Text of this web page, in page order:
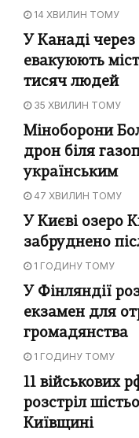
14 ХВИЛИН ТОМУ
У Канаді
евакуюють
тисяч людей
35 ХВИЛИН ТОМУ
Міноборони
дрон біля
українським
47 ХВИЛИН ТОМУ
У Києві озеро
забруднено
1 ГОДИНУ ТОМУ
У Фінляндії
екзамен для
громадянства
1 ГОДИНУ ТОМУ
11 військових
розстріл
Київщині